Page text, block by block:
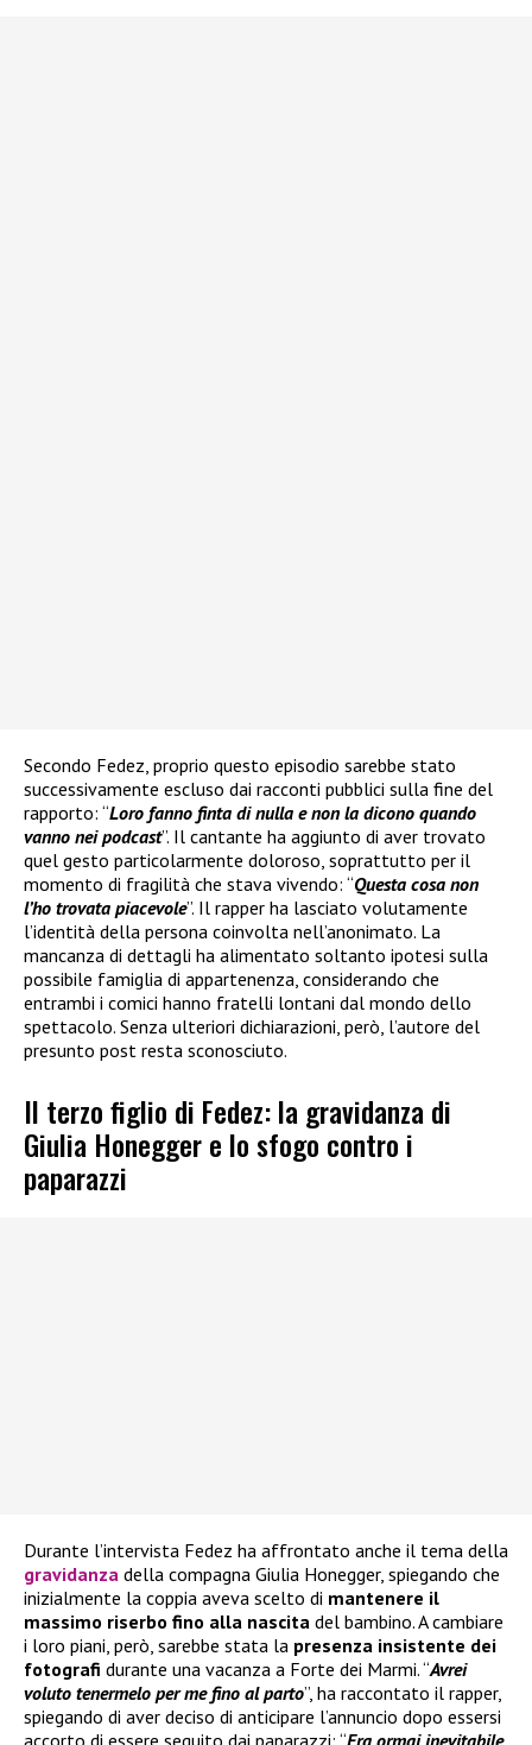
Secondo Fedez, proprio questo episodio sarebbe stato
successivamente escluso dai racconti pubblici sulla fine del
rapporto: “Loro fanno finta di nulla e non la dicono quando
vanno nei podcast”. Il cantante ha aggiunto di aver trovato
quel gesto particolarmente doloroso, soprattutto per il
momento di fragilità che stava vivendo: “Questa cosa non
l’ho trovata piacevole”. Il rapper ha lasciato volutamente
l’identità della persona coinvolta nell’anonimato. La
mancanza di dettagli ha alimentato soltanto ipotesi sulla
possibile famiglia di appartenenza, considerando che
entrambi i comici hanno fratelli lontani dal mondo dello
spettacolo. Senza ulteriori dichiarazioni, però, l’autore del
presunto post resta sconosciuto.
Il terzo figlio di Fedez: la gravidanza di
Giulia Honegger e lo sfogo contro i
paparazzi
Durante l’intervista Fedez ha affrontato anche il tema della
gravidanza della compagna Giulia Honegger, spiegando che
inizialmente la coppia aveva scelto di mantenere il
massimo riserbo fino alla nascita del bambino. A cambiare
i loro piani, però, sarebbe stata la presenza insistente dei
fotografi durante una vacanza a Forte dei Marmi. “Avrei
voluto tenermelo per me fino al parto”, ha raccontato il rapper,
spiegando di aver deciso di anticipare l’annuncio dopo essersi
accorto di essere seguito dai paparazzi: “Era ormai inevitabile